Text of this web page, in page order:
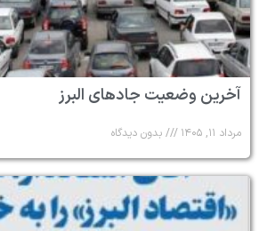
آخرین وضعیت جادهای البرز
مرداد ۱۱, ۱۴۰۵ بدون دیدگاه